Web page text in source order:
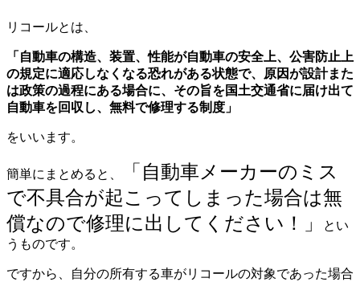
リコールとは、
「自動車の構造、装置、性能が自動車の安全上、公害防止上
の規定に適応しなくなる恐れがある状態で、原因が設計また
は政策の過程にある場合に、その旨を国土交通省に届け出て
自動車を回収し、無料で修理する制度」
をいいます。
簡単にまとめると、
「自動車メーカーのミス
で不具合が起こってしまった場合は無
償なので修理に出してください！」
とい
うものです。
ですから、自分の所有する車がリコールの対象であった場合